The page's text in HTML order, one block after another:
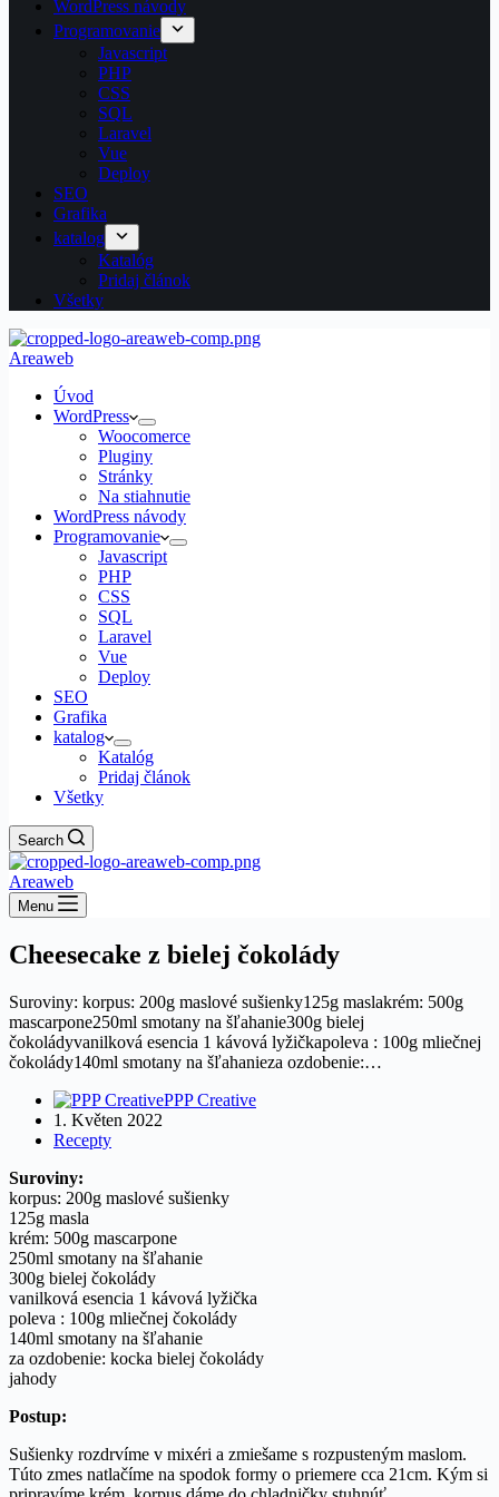
WordPress návody
Programovanie
Javascript
PHP
CSS
SQL
Laravel
Vue
Deploy
SEO
Grafika
katalog
Katalóg
Pridaj článok
Všetky
Areaweb
Úvod
WordPress
Woocomerce
Pluginy
Stránky
Na stiahnutie
WordPress návody
Programovanie
Javascript
PHP
CSS
SQL
Laravel
Vue
Deploy
SEO
Grafika
katalog
Katalóg
Pridaj článok
Všetky
Search
Areaweb
Menu
Cheesecake z bielej čokolády
Suroviny: korpus: 200g maslové sušienky125g maslakrém: 500g
mascarpone250ml smotany na šľahanie300g bielej
čokoládyvanilková esencia 1 kávová lyžičkapoleva : 100g mliečnej
čokolády140ml smotany na šľahanieza ozdobenie:…
PPP Creative
1. Květen 2022
Recepty
Suroviny:
korpus: 200g maslové sušienky
125g masla
krém: 500g mascarpone
250ml smotany na šľahanie
300g bielej čokolády
vanilková esencia 1 kávová lyžička
poleva : 100g mliečnej čokolády
140ml smotany na šľahanie
za ozdobenie: kocka bielej čokolády
jahody
Postup:
Sušienky rozdrvíme v mixéri a zmiešame s rozpusteným maslom.
Túto zmes natlačíme na spodok formy o priemere cca 21cm. Kým si